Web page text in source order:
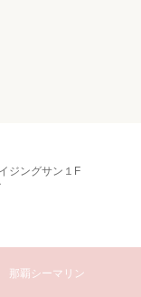
ジングサン１F
那覇シーマリン